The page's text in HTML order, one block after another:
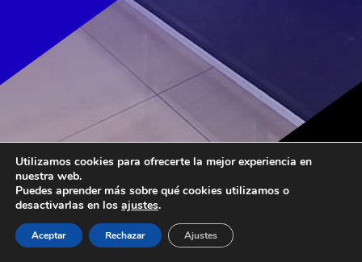
Utilizamos cookies para ofrecerte la mejor experiencia en
nuestra web.
Puedes aprender más sobre qué cookies utilizamos o
desactivarlas en los ajustes.
Aceptar Rechazar Ajustes